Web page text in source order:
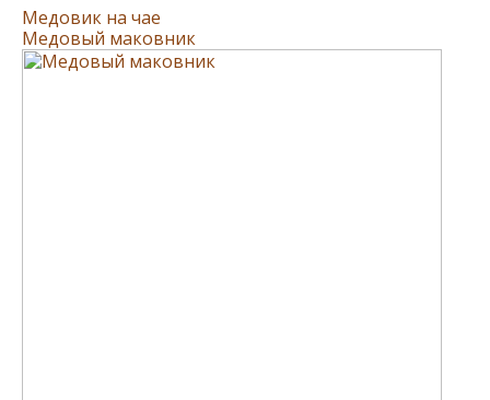
Медовик на чае
Медовый маковник